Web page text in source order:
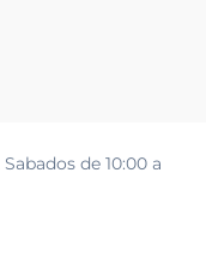
de 10:00 a